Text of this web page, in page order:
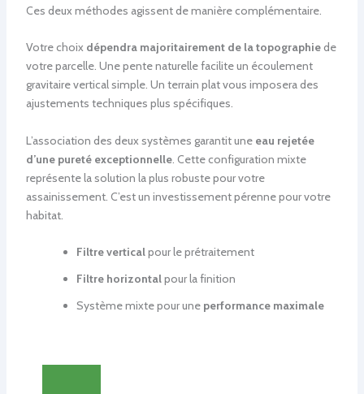
Ces deux méthodes agissent de manière complémentaire.
Votre choix dépendra majoritairement de la topographiede
votre parcelle. Une pente naturelle facilite un écoulement
gravitaire vertical simple. Un terrain plat vous imposera des
ajustements techniques plus spécifiques.
L’association des deux systèmes garantit une eau rejetée
d’une pureté exceptionnelle. Cette configuration mixte
représente la solution la plus robuste pour votre
assainissement. C’est un investissement pérenne pour votre
habitat.
Filtre verticalpour le prétraitement
Filtre horizontalpour la finition
Système mixte pour une performance maximale